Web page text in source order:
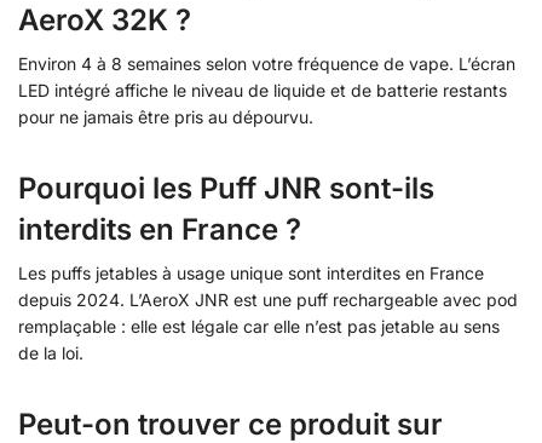
AeroX 32K ?
Environ 4 à 8 semaines selon votre fréquence de vape. L’écran
LED intégré affiche le niveau de liquide et de batterie restants
pour ne jamais être pris au dépourvu.
Pourquoi les Puff JNR sont-ils
interdits en France ?
Les puffs jetables à usage unique sont interdites en France
depuis 2024. L’AeroX JNR est une puff rechargeable avec pod
remplaçable : elle est légale car elle n’est pas jetable au sens
de la loi.
Peut-on trouver ce produit sur